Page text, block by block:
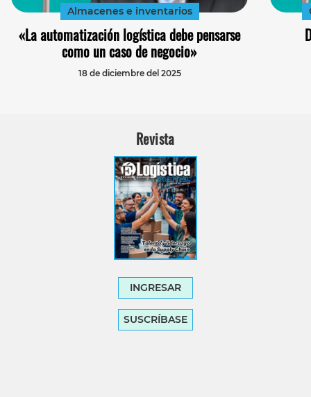
Almacenes e inventarios
«La automatización logística debe pensarse
como un caso de negocio»
18 de diciembre del 2025
Revista
INGRESAR
SUSCRÍBASE